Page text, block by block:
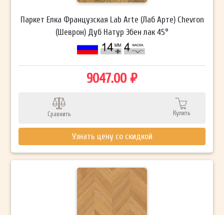
Паркет Елка Французская Lab Arte (Лаб Арте) Chevron
(Шеврон) Дуб Натур Эбен лак 45°
9047.00 ₽
Сравнить Купить
Узнать цену со скидкой